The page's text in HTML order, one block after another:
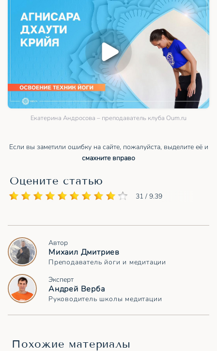
Екатерина Андросова – преподаватель клуба Oum.ru
Если вы заметили ошибку на сайте, пожалуйста, выделите её и
смахните вправо
Оцените статью
31 / 9.39
Автор
Михаил Дмитриев
Преподаватель йоги и медитации
Эксперт
Андрей Верба
Руководитель школы медитации
Похожие материалы